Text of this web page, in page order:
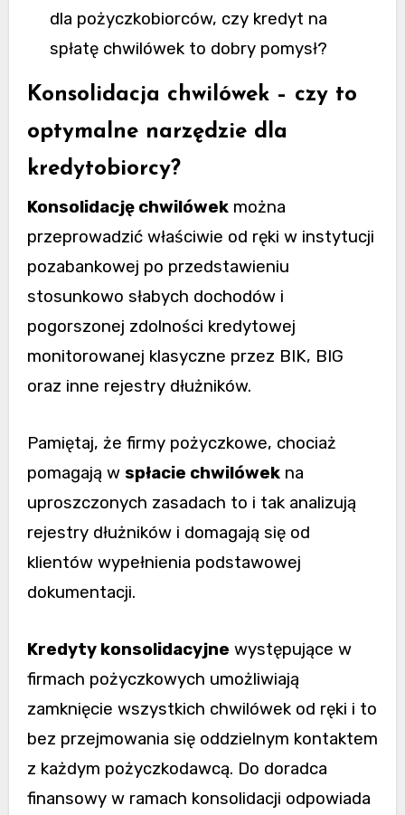
dla pożyczkobiorców, czy kredyt na
spłatę chwilówek to dobry pomysł?
Konsolidacja chwilówek – czy to
optymalne narzędzie dla
kredytobiorcy?
Konsolidację chwilówekmożna
przeprowadzić właściwie od ręki w instytucji
pozabankowej po przedstawieniu
stosunkowo słabych dochodów i
pogorszonej zdolności kredytowej
monitorowanej klasyczne przez BIK, BIG
oraz inne rejestry dłużników.
Pamiętaj, że firmy pożyczkowe, chociaż
pomagają w spłacie chwilówekna
uproszczonych zasadach to i tak analizują
rejestry dłużników i domagają się od
klientów wypełnienia podstawowej
dokumentacji.
Kredyty konsolidacyjne występujące w
firmach pożyczkowych umożliwiają
zamknięcie wszystkich chwilówek od ręki i to
bez przejmowania się oddzielnym kontaktem
z każdym pożyczkodawcą. Do doradca
finansowy w ramach konsolidacji odpowiada